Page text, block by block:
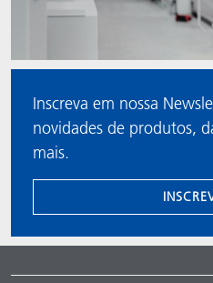
Inscreva em nossa
novidades de produtos,
mais.